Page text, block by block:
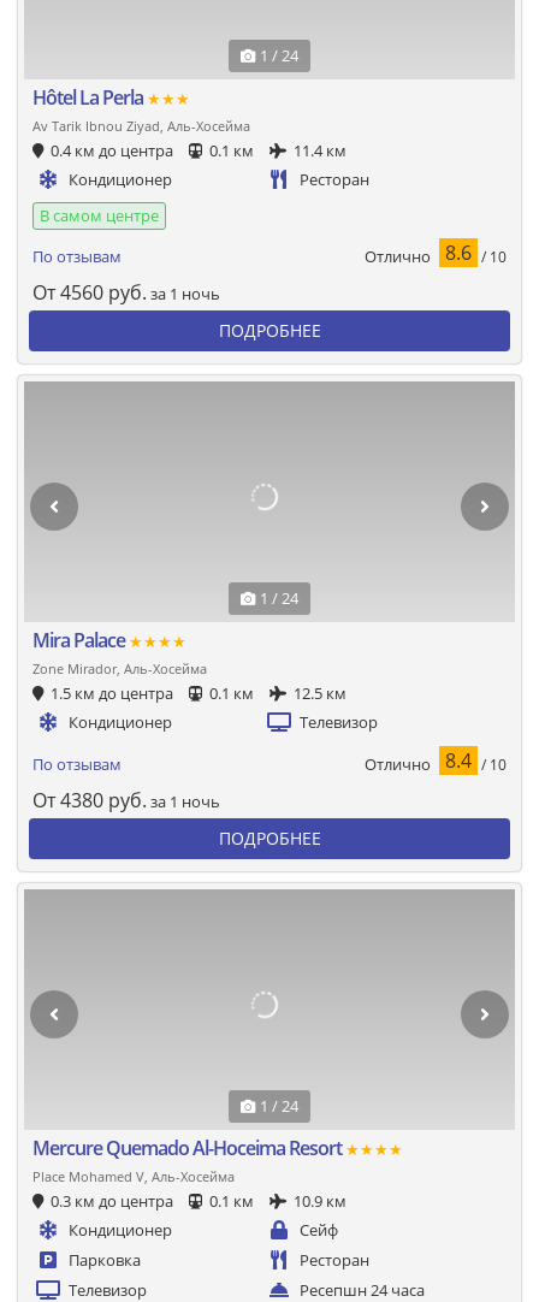
1 / 24
Hôtel La Perla ★★★
Av Tarik Ibnou Ziyad, Аль-Хосейма
0.4 км до центра 0.1 км
11.4 км
Кондиционер
Ресторан
В самом центре
По отзывам
Отлично 8.6 / 10
От4560 руб. за 1 ночь
ПОДРОБНЕЕ
1 / 24
Mira Palace★★★★
Zone Mirador, Аль-Хосейма
1.5 км до центра 0.1 км
12.5 км
Кондиционер
Телевизор
По отзывам Отлично 8.4 / 10
От4380 руб. за 1 ночь
ПОДРОБНЕЕ
1 / 24
Mercure Quemado Al-Hoceima Resort★★★★
Place Mohamed V, Аль-Хосейма
0.3 км до центра 0.1 км
10.9 км
Кондиционер
Сейф
Парковка
Ресторан
Телевизор
Ресепшн 24 часа